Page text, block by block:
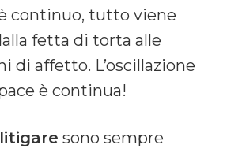
continuo, tutto viene
fetta di torta alle
di affetto. L’oscillazione
è continua!
litigare sono sempre